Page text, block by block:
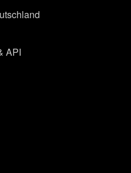
API